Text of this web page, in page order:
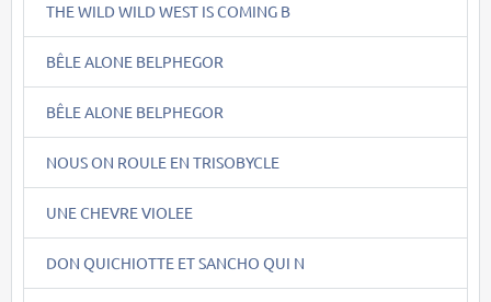
THE WILD WILD WEST IS COMING B
BÊLE ALONE BELPHEGOR
BÊLE ALONE BELPHEGOR
NOUS ON ROULE EN TRISOBYCLE
UNE CHEVRE VIOLEE
DON QUICHIOTTE ET SANCHO QUI N